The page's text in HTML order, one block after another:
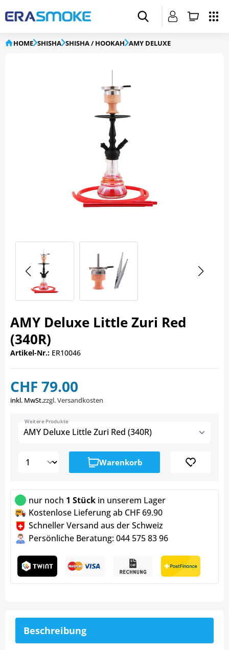
HOME SHISHA SHISHA / HOOKAH AMY DELUXE
AMY Deluxe Little Zuri Red
(340R)
Artikel-Nr.: ER10046
CHF 79.00
inkl. MwSt.zzgl. Versandkosten
AMY Deluxe Little Zuri Red (340R)
Weitere Produkte
Warenkorb
nur noch 1 Stück in unserem Lager
Kostenlose Lieferung ab CHF 69.90
Schneller Versand aus der Schweiz
Persönliche Beratung: 044 575 83 96
Beschreibung